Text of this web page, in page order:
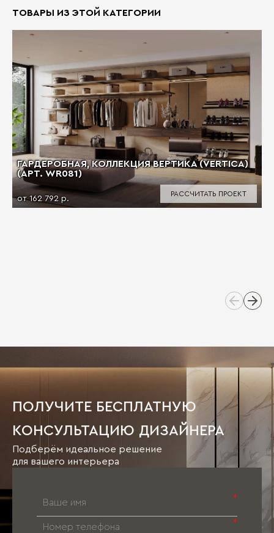
ТОВАРЫ ИЗ ЭТОЙ КАТЕГОРИИ
ГАРДЕРОБНАЯ, КОЛЛЕКЦИЯ ВЕРТИКА (VERTICA)
(АРТ. WR081)
от 162 792 р.
РАССЧИТАТЬ ПРОЕКТ
ПОЛУЧИТЕ БЕСПЛАТНУЮ
КОНСУЛЬТАЦИЮ ДИЗАЙНЕРА
Подберём идеальное решение
для вашего интерьера
*
*